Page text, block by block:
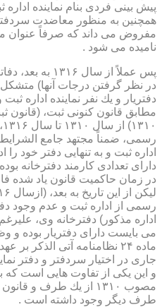
پیش بینی فردی بنام نماینده
همچنین به منظور معاضدت
مفروض می داند كه صرفاً عنوان
نامیده می شود .
پس عملاً از سال
در نظر گرفتن درجات آنها) متشكل
دفتریار و یك نفر نماینده اداره
مطابق قانون كنونی ثبت،
رسمی، ضمناً مجتهد جامع الشرایط
اداره ثبت و به تنهایی دفتر خود
دارای تعدادی كارمند دفترخانه
در زمان حاكمیت قانون یاد شده
رسمی از اداره ثبت و عدم وجود
اداره مذكور) دفترخانه وی،
می بایست دارای دفتریار بوده و
ماده ۲۴ نظامنامه آتی الذكر
جاری در اختیار سردفتر و دفتر
و این یكی از تفاوت هایی است كه
طرف دیگر وجود داشته است .